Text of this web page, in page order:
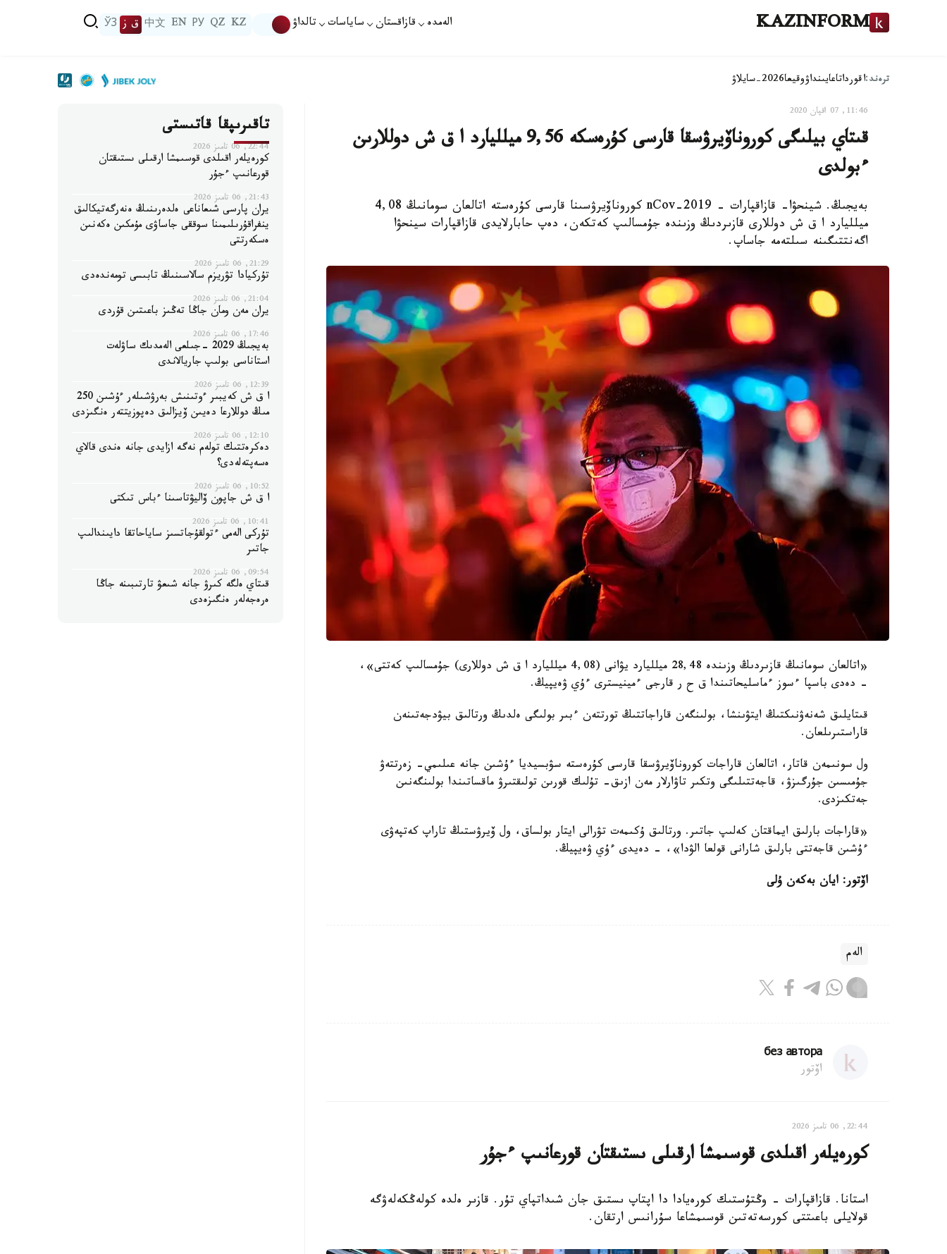
KAZINFORM الەمدە قازاقستان ساياسات تالداۋ KZ
QZ
РУ
EN
中文 ق ز ЎЗ
ترەند:اقورداتاعايىنداۋوقيعا2026-سايلاۋ
11:46, 07 اقپان 2020
قىتاي بيلىگى كوروناۆيرۋسقا قارسى كۇرەسكە 9,56 ميلليارد ا ق ش دوللارىن
ءبولدى
بەيجىڭ. شينحۋا- قازاقپارات - 2019-nCov كوروناۆيرۋسىنا قارسى كۇرەستە اتالعان سومانىڭ 4,08
ميلليارد ا ق ش دوللارى قازىردىڭ وزىندە جۇمسالىپ كەتكەن، دەپ حابارلايدى قازاقپارات سينحۋا
اگەنتتىگىنە سىلتەمە جاساپ.
«اتالعان سومانىڭ قازىردىڭ وزىندە 28,48 ميلليارد يۋانى (4,08 ميلليارد ا ق ش دوللارى) جۇمسالىپ كەتتى»،
- دەدى باسپا ءسوز ءماسليحاتىندا ق ح ر قارجى ءمينيسترى ءۇي ۋەيپيڭ.
قىتايلىق شەنەۋنىكتىڭ ايتۋىنشا، بولىنگەن قاراجاتتىڭ تورتتەن ءبىر بولىگى ەلدىڭ ورتالىق بيۋدجەتىنەن
قاراستىرىلعان.
ول سونىمەن قاتار، اتالعان قاراجات كوروناۆيرۋسقا قارسى كۇرەستە سۋبسيديا ءۇشىن جانە عىلىمي- زەرتتەۋ
جۇمىسىن جۇرگىزۋ، قاجەتتىلىگى وتكىر تاۋارلار مەن ازىق- تۇلىك قورىن تولىقتىرۋ ماقساتىندا بولىنگەنىن
جەتكىزدى.
«قاراجات بارلىق ايماقتان كەلىپ جاتىر. ورتالىق ۇكىمەت تۋرالى ايتار بولساق، ول ۆيرۋستىڭ تاراپ كەتپەۋى
ءۇشىن قاجەتتى بارلىق شارانى قولعا الۋدا»، - دەيدى ءۇي ۋەيپيڭ.
اۆتور: ايان بەكەن ۇلى
الەم
без автора
اۆتور
22:44, 06 تامىز 2026
كورەيلەر اقىلدى قوسىمشا ارقىلى ىستىقتان قورعانىپ ءجۇر
استانا. قازاقپارات - وڭتۇستىك كورەيادا دا اپتاپ ىستىق جان شىداتپاي تۇر. قازىر ەلدە كولەڭكەلەۋگە
قولايلى باعىتتى كورسەتەتىن قوسىمشاعا سۇرانىس ارتقان.
تاقىرىپقا قاتىستى
22:44, 06 تامىز 2026
كورەيلەر اقىلدى قوسىمشا ارقىلى ىستىقتان
قورعانىپ ءجۇر
21:43, 06 تامىز 2026
يران پارسى شىعاناعى ەلدەرىنىڭ ەنەرگەتيكالىق
ينفراقۇرىلىمىنا سوققى جاساۋى مۇمكىن ەكەنىن
ەسكەرتتى
21:29, 06 تامىز 2026
تۇركيادا تۋريزم سالاسىنىڭ تابىسى تومەندەدى
21:04, 06 تامىز 2026
يران مەن ومان جاڭا تەڭىز باعىتىن قۇردى
17:46, 06 تامىز 2026
بەيجىڭ 2029 -جىلعى الەمدىك ساۋلەت
استاناسى بولىپ جاريالاندى
12:39, 06 تامىز 2026
ا ق ش كەيبىر ءوتىنىش بەرۋشىلەر ءۇشىن 250
مىڭ دوللارعا دەيىن ۆيزالىق دەپوزيتتەر ەنگىزدى
12:10, 06 تامىز 2026
دەكرەتتىك تولەم نەگە ازايدى جانە ەندى قالاي
ەسەپتەلەدى؟
10:52, 06 تامىز 2026
ا ق ش جاپون ۆاليۋتاسىنا ءباس تىكتى
10:41, 06 تامىز 2026
تۇركى الەمى ءتولقۇجاتسىز ساياحاتقا دايىندالىپ
جاتىر
09:54, 06 تامىز 2026
قىتاي ەلگە كىرۋ جانە شىعۋ تارتىبىنە جاڭا
ەرەجەلەر ەنگىزەدى